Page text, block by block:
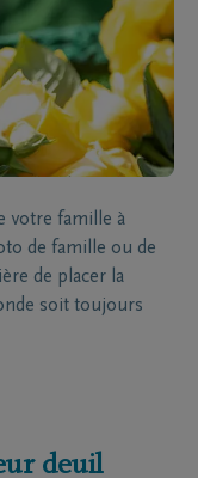
votre famille à
de famille ou de
de placer la
soit toujours
deuil